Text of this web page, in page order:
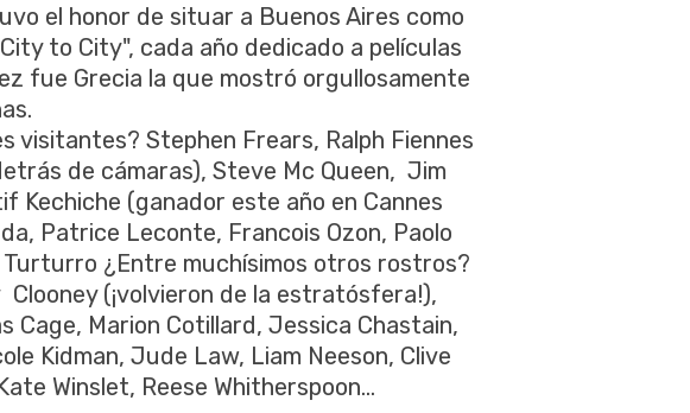
el honor de situar a Buenos Aires como
to City", cada año dedicado a películas
fue Grecia la que mostró orgullosamente
visitantes? Stephen Frears, Ralph Fiennes
de cámaras), Steve Mc Queen, Jim
Kechiche (ganador este año en Cannes
Patrice Leconte, Francois Ozon, Paolo
¿Entre muchísimos otros rostros?
(¡volvieron de la estratósfera!),
Cage, Marion Cotillard, Jessica Chastain,
Kidman, Jude Law, Liam Neeson, Clive
Winslet, Reese Whitherspoon...